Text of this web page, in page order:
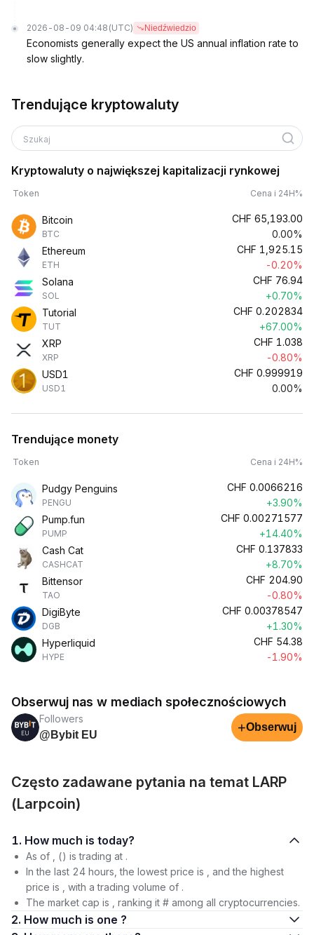
2026-08-09 04:48 (UTC) Niedźwiedzio
Economists generally expect the US annual inflation rate to
slow slightly.
Trendujące kryptowaluty
Szukaj
Kryptowaluty o największej kapitalizacji rynkowej
Token Cena i 24H%
Bitcoin
BTC
CHF 65,193.00
0.00%
Ethereum
ETH
CHF 1,925.15
-0.20%
Solana
SOL
CHF 76.94
+0.70%
Tutorial
TUT
CHF 0.202834
+67.00%
XRP
XRP
CHF 1.038
-0.80%
USD1
USD1
CHF 0.999919
0.00%
Trendujące monety
Token Cena i 24H%
Pudgy Penguins
PENGU
CHF 0.0066216
+3.90%
Pump.fun
PUMP
CHF 0.00271577
+14.40%
Cash Cat
CASHCAT
CHF 0.137833
+8.70%
Bittensor
TAO
CHF 204.90
-0.80%
DigiByte
DGB
CHF 0.00378547
+1.30%
Hyperliquid
HYPE
CHF 54.38
-1.90%
Obserwuj nas w mediach społecznościowych
Followers
@Bybit EU
+Obserwuj
Często zadawane pytania na temat LARP
(Larpcoin)
1. How much is today?
As of , () is trading at .
In the last 24 hours, the lowest price is , and the highest
price is , with a trading volume of .
The market cap is , ranking it # among all cryptocurrencies.
2. How much is one ?